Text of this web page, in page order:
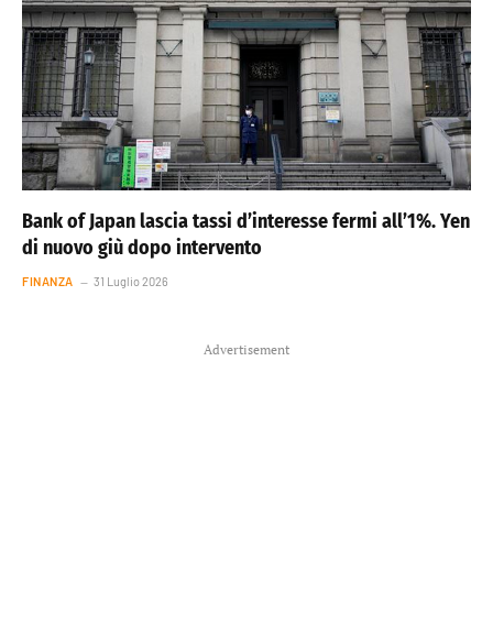
Bank of Japan lascia tassi d’interesse fermi all’1%. Yen
di nuovo giù dopo intervento
FINANZA 31 Luglio 2026
Advertisement